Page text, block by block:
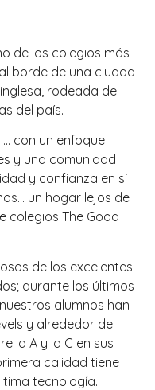
de los colegios más
borde de una ciudad
rodeada de
del país.
con un enfoque
y una comunidad
y confianza en sí
un hogar lejos de
colegios The Good
de los excelentes
durante los últimos
alumnos han
y alrededor del
la A y la C en sus
calidad tiene
tecnología.